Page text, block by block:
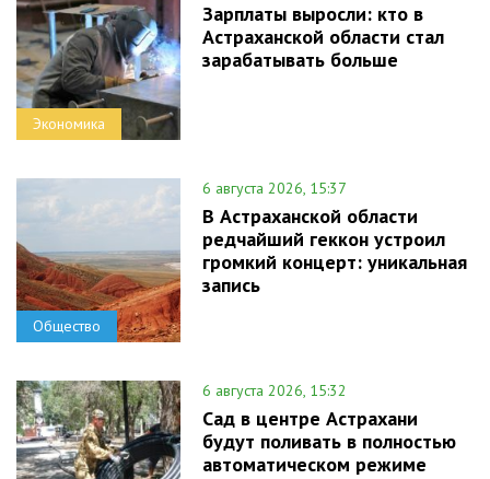
Экономика
Зарплаты выросли: кто в
Астраханской области стал
зарабатывать больше
Общество
6 августа 2026, 15:37
В Астраханской области
редчайший геккон устроил
громкий концерт: уникальная
запись
6 августа 2026, 15:32
Сад в центре Астрахани
будут поливать в полностью
автоматическом режиме